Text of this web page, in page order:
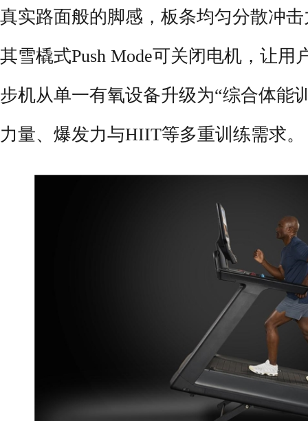
真实路面般的脚感，板条均匀分散冲
其雪橇式Push Mode可关闭电机，让用
步机从单一有氧设备升级为“综合体能
力量、爆发力与HIIT等多重训练需求。